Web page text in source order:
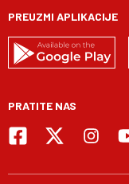
PREUZMI APLIKACIJE
PRATITE NAS